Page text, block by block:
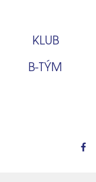
KLUB
B‑TÝM